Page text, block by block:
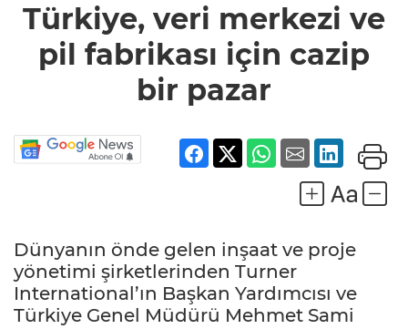
ve pil
fabrikası
cazip bir
pazar
Türkiye, veri merkezi ve
pil fabrikası için cazip
bir pazar
Dünyanın önde gelen inşaat ve proje
yönetimi şirketlerinden Turner
International’ın Başkan Yardımcısı ve
Türkiye Genel Müdürü Mehmet Sami